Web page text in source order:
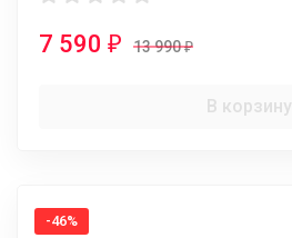
7 590 ₽ 13 990₽
В корзину
-46%